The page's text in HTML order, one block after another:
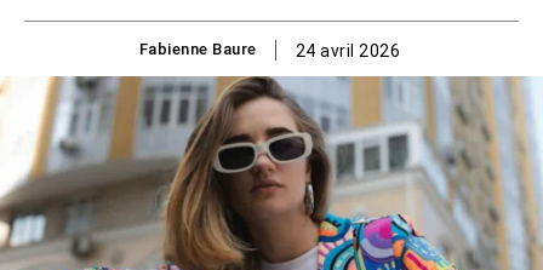
Fabienne Baure 24 avril 2026